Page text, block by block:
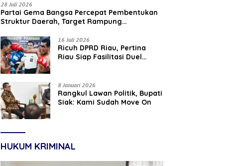
28 Juli 2026
Partai Gema Bangsa Percepat Pembentukan
Struktur Daerah, Target Rampung
16 Juli 2026
‎Ricuh DPRD Riau, Pertina
Riau Siap Fasilitasi Duel
8 Januari 2026
Rangkul Lawan Politik, Bupati
Siak: Kami Sudah Move On
HUKUM KRIMINAL